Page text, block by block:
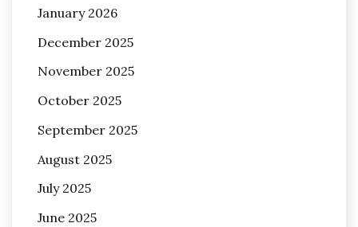
January 2026
December 2025
November 2025
October 2025
September 2025
August 2025
July 2025
June 2025